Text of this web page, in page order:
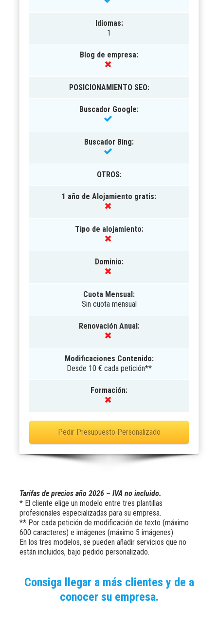
Idiomas:
1
Blog de empresa:
POSICIONAMIENTO SEO:
Buscador Google:
Buscador Bing:
OTROS:
1 año de Alojamiento gratis:
Tipo de alojamiento:
Dominio:
Cuota Mensual:
Sin cuota mensual
Renovación Anual:
Modificaciones Contenido:
Desde 10 € cada petición**
Formación:
Pedir Presupuesto Personalizado
Tarifas de precios año 2026 – IVA no incluido.
* El cliente elige un modelo entre tres plantillas
profesionales especializadas para su empresa.
** Por cada petición de modificación de texto (máximo
600 caracteres) e imágenes (máximo 5 imágenes).
En los tres modelos, se pueden añadir servicios que no
están incluidos, bajo pedido personalizado.
Consiga llegar a más clientes y de a
conocer su empresa.